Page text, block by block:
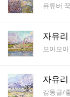
게시판명
유튜버 꾹
자유
게시판명
모아모아
자유
게시판명
감동글/